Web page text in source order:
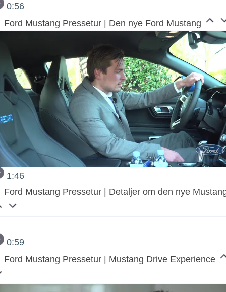
0:56
Ford Mustang Pressetur | Den nye Ford Mustang
1:46
Ford Mustang Pressetur | Detaljer om den nye
0:59
Ford Mustang Pressetur | Mustang Drive Experience